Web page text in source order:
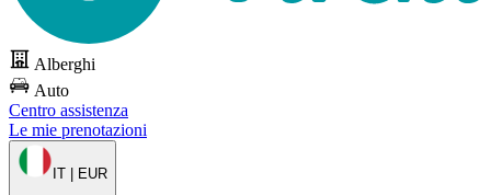
Alberghi
Auto
Centro assistenza
Le mie prenotazioni
IT | EUR